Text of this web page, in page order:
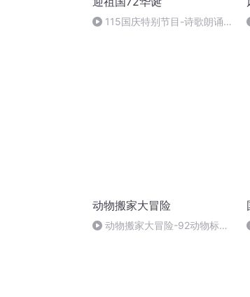
115国庆特别节目-诗歌朗诵-
动物搬家大冒险
动物搬家大冒险-92动物标识